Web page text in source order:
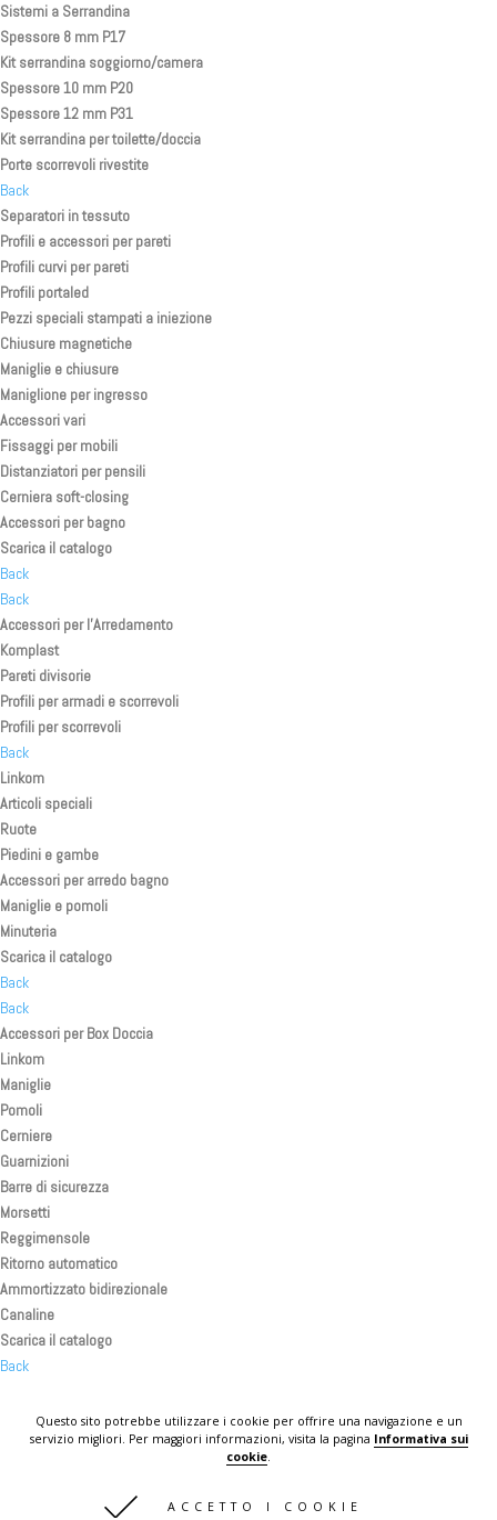
Questo sito potrebbe utilizzare i cookie per offrire una navigazione e un
servizio migliori. Per maggiori informazioni, visita la pagina Informativa sui
cookie.
ACCETTO I COOKIE
Sistemi a Serrandina
Spessore 8 mm P17
Kit serrandina soggiorno/camera
Spessore 10 mm P20
Spessore 12 mm P31
Kit serrandina per toilette/doccia
Porte scorrevoli rivestite
Back
Separatori in tessuto
Profili e accessori per pareti
Profili curvi per pareti
Profili portaled
Pezzi speciali stampati a iniezione
Chiusure magnetiche
Maniglie e chiusure
Maniglione per ingresso
Accessori vari
Fissaggi per mobili
Distanziatori per pensili
Cerniera soft-closing
Accessori per bagno
Scarica il catalogo
Back
Back
Accessori per l’Arredamento
Komplast
Pareti divisorie
Profili per armadi e scorrevoli
Profili per scorrevoli
Back
Linkom
Articoli speciali
Ruote
Piedini e gambe
Accessori per arredo bagno
Maniglie e pomoli
Minuteria
Scarica il catalogo
Back
Back
Accessori per Box Doccia
Linkom
Maniglie
Pomoli
Cerniere
Guarnizioni
Barre di sicurezza
Morsetti
Reggimensole
Ritorno automatico
Ammortizzato bidirezionale
Canaline
Scarica il catalogo
Back
KOMPLAST IN THE WORLD